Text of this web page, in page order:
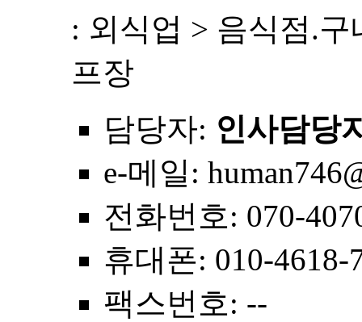
: 외식업 > 음식점.
프장
담당자: 인사담당
e-메일 :
전화번호: 070-
휴대폰: 010-4618-
팩스번호: --